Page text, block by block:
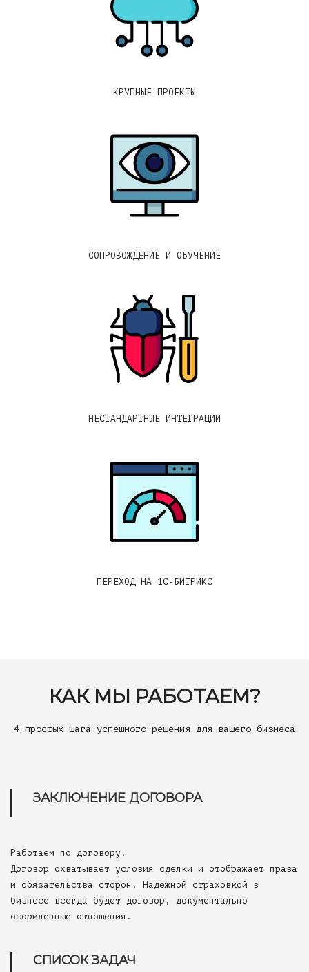
КРУПНЫЕ ПРОЕКТЫ
СОПРОВОЖДЕНИЕ И ОБУЧЕНИЕ
НЕСТАНДАРТНЫЕ ИНТЕГРАЦИИ
ПЕРЕХОД НА 1С-БИТРИКС
КАК МЫ РАБОТАЕМ?
4 простых шага успешного решения для вашего бизнеса
ЗАКЛЮЧЕНИЕ ДОГОВОРА
Работаем по договору.
Договор охватывает условия сделки и отображает права
и обязательства сторон. Надежной страховкой в
бизнесе всегда будет договор, документально
оформленные отношения.
СПИСОК ЗАДАЧ